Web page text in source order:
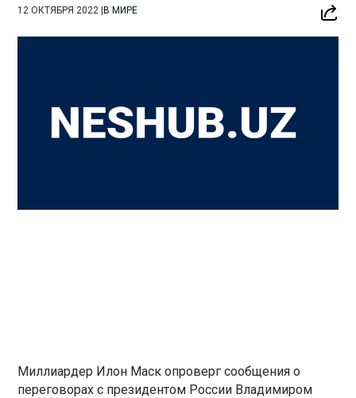
12 ОКТЯБРЯ 2022 |В МИРЕ
Миллиардер Илон Маск опроверг сообщения о
переговорах с президентом России Владимиром